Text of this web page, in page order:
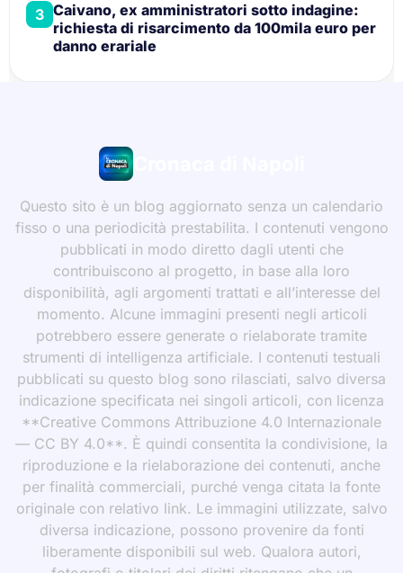
3 Caivano, ex amministratori sotto indagine:
richiesta di risarcimento da 100mila euro per
danno erariale
Cronaca di Napoli
Questo sito è un blog aggiornato senza un calendario
fisso o una periodicità prestabilita. I contenuti vengono
pubblicati in modo diretto dagli utenti che
contribuiscono al progetto, in base alla loro
disponibilità, agli argomenti trattati e all’interesse del
momento. Alcune immagini presenti negli articoli
potrebbero essere generate o rielaborate tramite
strumenti di intelligenza artificiale. I contenuti testuali
pubblicati su questo blog sono rilasciati, salvo diversa
indicazione specificata nei singoli articoli, con licenza
**Creative Commons Attribuzione 4.0 Internazionale
— CC BY 4.0**. È quindi consentita la condivisione, la
riproduzione e la rielaborazione dei contenuti, anche
per finalità commerciali, purché venga citata la fonte
originale con relativo link. Le immagini utilizzate, salvo
diversa indicazione, possono provenire da fonti
liberamente disponibili sul web. Qualora autori,